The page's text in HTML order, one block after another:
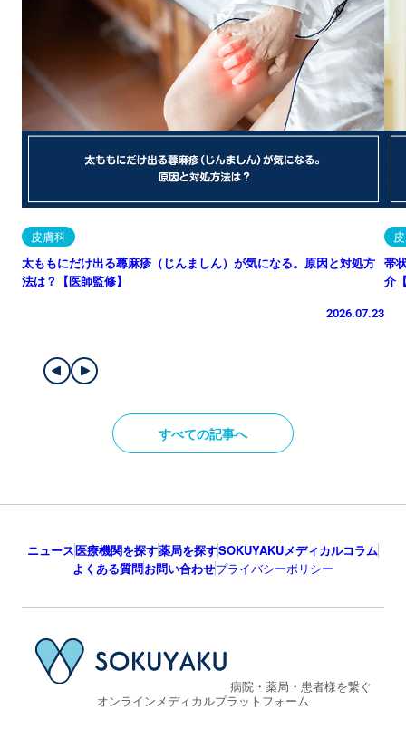
皮膚科
太ももにだけ出る蕁麻疹（じんましん）が気になる。原因と対処方
法は？【医師監修】
2026.07.23
帯
介
すべての記事へ
ニュース医療機関を探す薬局を探すSOKUYAKUメディカルコラム
よくある質問お問い合わせプライバシーポリシー
病院・薬局・患者様を繋ぐ
オンラインメディカルプラットフォーム